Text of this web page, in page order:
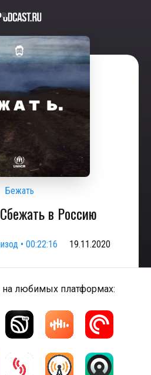
Бежать
в Россию
• 00:22:16 19.11.2020
на любимых платформах: